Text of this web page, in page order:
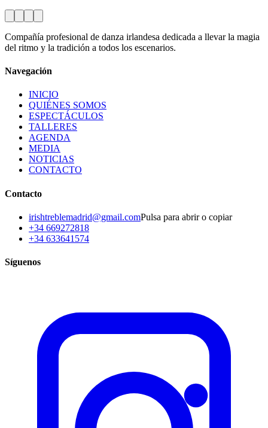
Compañía profesional de danza irlandesa dedicada a llevar la magia
del ritmo y la tradición a todos los escenarios.
Navegación
INICIO
QUIÉNES SOMOS
ESPECTÁCULOS
TALLERES
AGENDA
MEDIA
NOTICIAS
CONTACTO
Contacto
irishtreblemadrid@gmail.comPulsa para abrir o copiar
+34 669272818
+34 633641574
Síguenos